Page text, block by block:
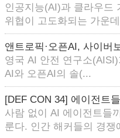
인공지능(AI)과 클라우드
위협이 고도화되는 가운
앤트로픽·오픈AI, 사이버
영국 AI 안전 연구소
AI와 오픈AI의 솔(...
[DEF CON 34] 에이전트
사람 없이 AI 에이전트들
룬다. 인간 해커들의 경쟁